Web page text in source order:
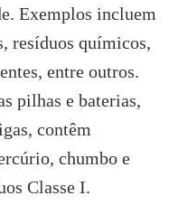
Exemplos incluem
resíduos químicos,
entre outros.
pilhas e baterias,
contêm
chumbo e
Classe I.